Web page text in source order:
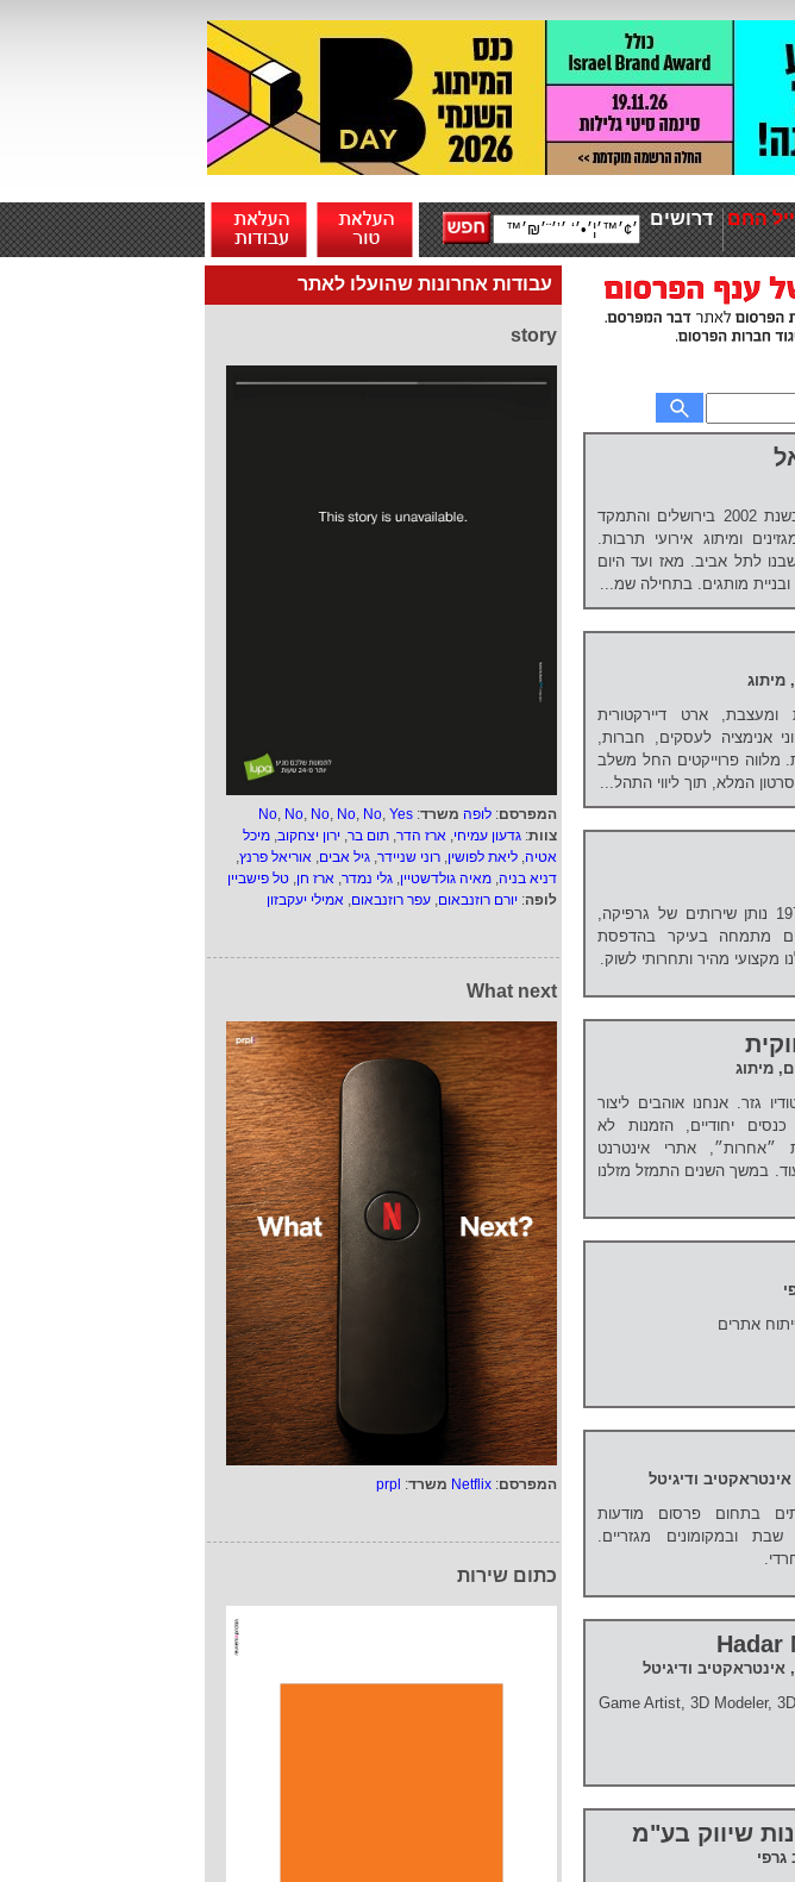
החם דרושים
עבודות אחרונות שהועלו לאתר
story
המפרסם: לופה משרד:
No, No, No, No, No, Yes
צוות: גדעון עמיחי, ארז הדר, תום בר, ירון יצחקוב, מיכל
אטיה, ליאת לפושין, רוני שניידר, גיל אבים, אוריאל פרנץ,
דניא בניה, מאיה גולדשטיין, גלי נמדר, ארז חן, טל פישביין
לופה: יורם רוזנבאום, עפר רוזנבאום, אמילי יעקבזון
What next
המפרסם:
Netflix משרד:
prpl
כתום שירות
סטודיו יותם בצלאל הוקם בשנת 2002 בירושלים והתמקד
ומיתוג אירועי תרבות.
את מושבנו לתל אביב. מאז ועד היום
מותגים. בתחילה שמ...
מיתוג
ומעצבת, ארט דיירקטורית
אנימציה לעסקים, חברות,
מלווה פרוייקטים החל משלב
המלא, תוך ליווי התהל...
בית הדפוס הוקם בשנת 1979 נותן שירותים של גרפיקה,
מתמחה בעיקר בהדפסת
מקצועי מהיר ותחרותי לשוק.
מיתוג
סטודיו גזר. אנחנו אוהבים ליצור
יחודיים, הזמנות לא
״אחרות״, אתרי אינטרנט
במשך השנים התמזל מזלנו
אתרים
ודיגיטל
בתחום פרסום מודעות
שבת ובמקומונים מגזריים.
אינטראקטיב ודיגיטל
Game Artist, 3D Modeler,